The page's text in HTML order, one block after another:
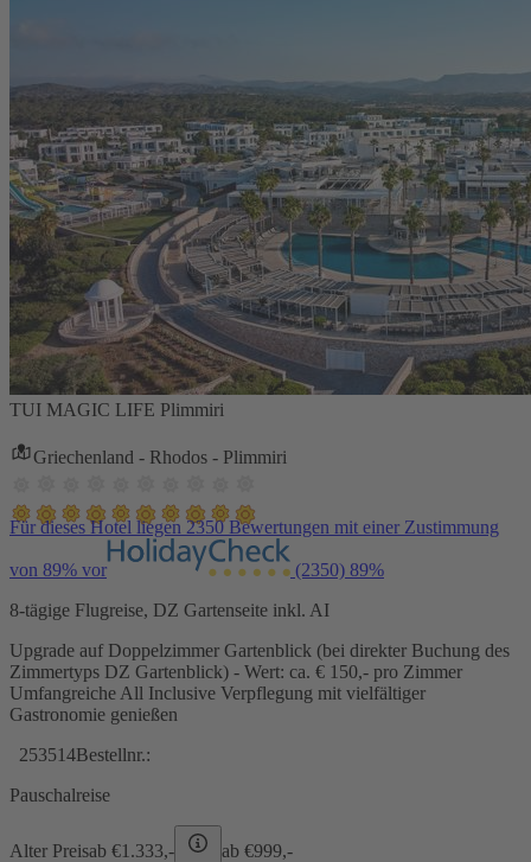
TUI MAGIC LIFE Plimmiri
Griechenland - Rhodos - Plimmiri
Für dieses Hotel liegen 2350 Bewertungen mit einer Zustimmung
von 89% vor (2350) 89%
8-tägige Flugreise, DZ Gartenseite inkl. AI
Upgrade auf Doppelzimmer Gartenblick (bei direkter Buchung des
Zimmertyps DZ Gartenblick) - Wert: ca. € 150,- pro Zimmer
Umfangreiche All Inclusive Verpflegung mit vielfältiger
Gastronomie genießen
253514Bestellnr.:
Pauschalreise
Alter Preisab €1.333,- ab €999,-